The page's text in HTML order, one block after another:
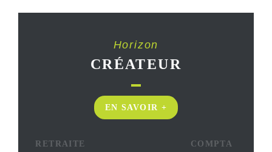
Horizon
CRÉATEUR
EN SAVOIR +
RETRAITE COMPTA